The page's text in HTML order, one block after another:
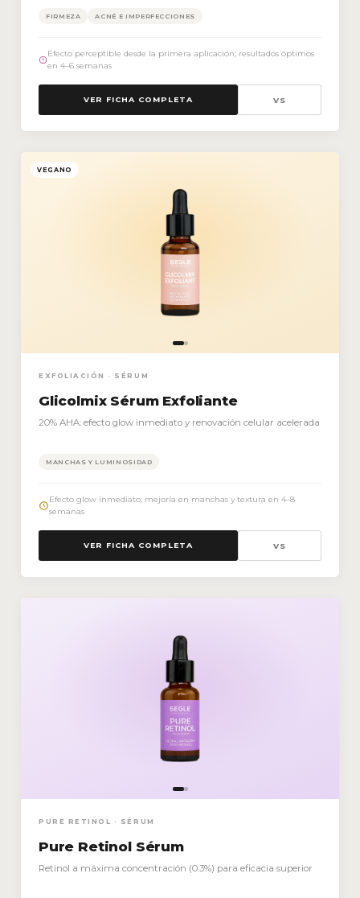
FIRMEZA ACNÉ E IMPERFECCIONES
Efecto perceptible desde la primera aplicación; resultados óptimos
en 4–6 semanas
VER FICHA COMPLETA VS
VEGANO
EXFOLIACIÓN · SÉRUM
Glicolmix Sérum Exfoliante
20% AHA: efecto glow inmediato y renovación celular acelerada
MANCHAS Y LUMINOSIDAD
Efecto glow inmediato; mejoría en manchas y textura en 4–8
semanas
VER FICHA COMPLETA VS
PURE RETINOL · SÉRUM
Pure Retinol Sérum
Retinol a máxima concentración (0.3%) para eficacia superior